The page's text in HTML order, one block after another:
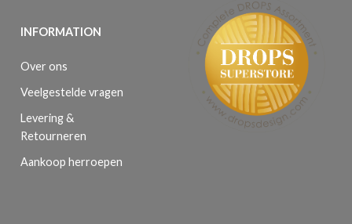
INFORMATION
Over ons
Veelgestelde vragen
Levering &
Retourneren
Aankoop herroepen